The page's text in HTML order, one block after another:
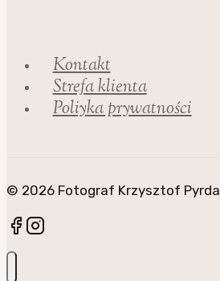
Kontakt
Strefa klienta
Poliyka prywatności
© 2026 Fotograf Krzysztof Pyrda